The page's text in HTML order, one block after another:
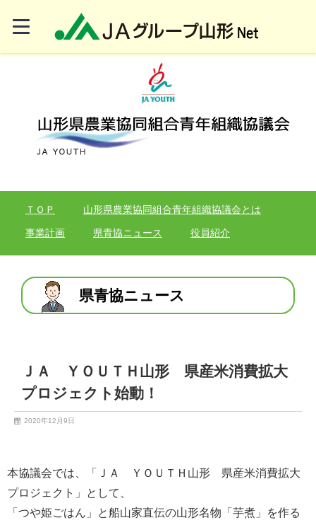
ＴＯＰ 山形県農業協同組合青年組織協議会とは
事業計画 県青協ニュース 役員紹介
県青協ニュース
ＪＡ ＹＯＵＴＨ山形 県産米消費拡大
プロジェクト始動！
2020年12月9日
本協議会では、「ＪＡ ＹＯＵＴＨ山形 県産米消費拡大
プロジェクト」として、
「つや姫ごはん」と船山家直伝の山形名物「芋煮」を作る